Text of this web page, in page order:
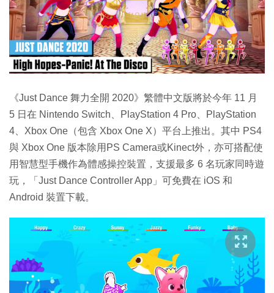
《Just Dance 舞力全開 2020》繁體中文版將於今年 11 月
5 日在 Nintendo Switch、PlayStation 4 Pro、PlayStation
4、Xbox One（包含 Xbox One X）平台上推出。其中 PS4
與 Xbox One 版本除用PS Camera或Kinect外，亦可搭配使
用智慧型手機作為體感操控裝置，支援最多 6 名玩家同時遊
玩，「Just Dance Controller App」可免費在 iOS 和
Android 裝置下載。